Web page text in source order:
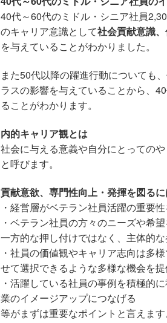
40代～60代のミドル・シニア社員
のキャリア意識として社会貢献意識、
を与えていることがわかりました。
また50代以降の躍進行動についても
ラスの影響を与えていることから、
ることがわかります。
内的キャリア観とは
社会に与える意義や自分にとっての
と呼びます。
貢献意欲、専門性向上・発揮を図る
・経営層がベテラン社員活躍の重要
・ベテラン社員の方々のニーズや希
一方的な押し付けではなく、主体的
・社員の価値観やキャリア志向は多
せて選択できるような多様な機会を
・活躍している社員の事例を積極的
業のイメージアップにつなげる
等がまずは重要なポイントと言えます